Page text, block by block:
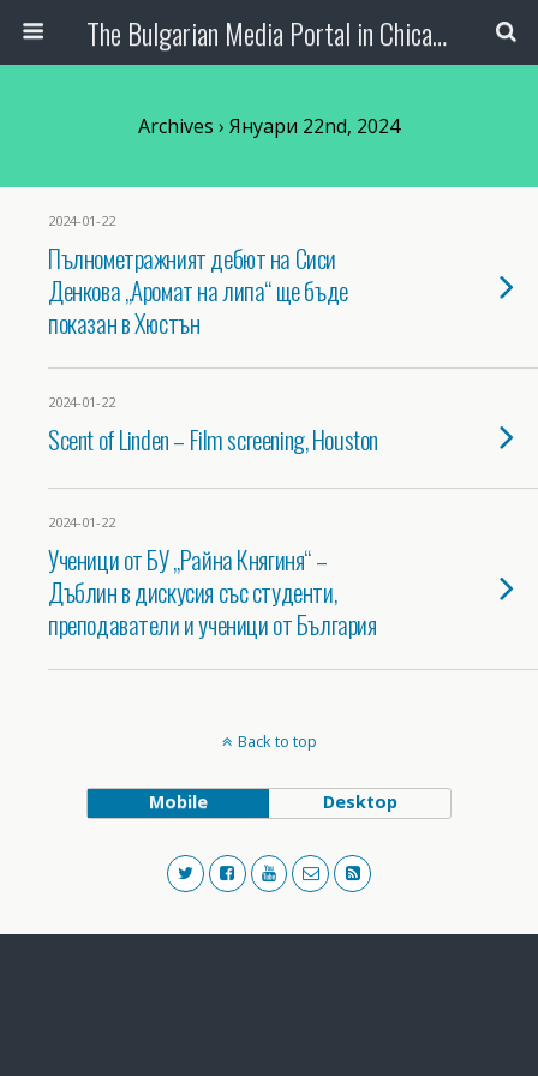
The Bulgarian Media Portal in Chicago
Archives › Януари 22nd, 2024
2024-01-22
Пълнометражният дебют на Сиси
Денкова „Аромат на липа“ ще бъде
показан в Хюстън
2024-01-22
Scent of Linden – Film screening, Houston
2024-01-22
Ученици от БУ „Райна Княгиня“ –
Дъблин в дискусия със студенти,
преподаватели и ученици от България
Back to top
Mobile Desktop